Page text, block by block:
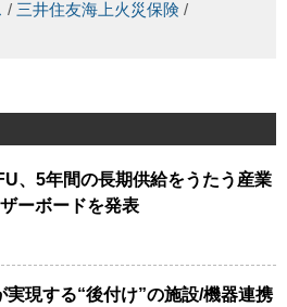
/ 三井住友海上火災保険 /
、5年間の長期供給をうたう産業
ーボードを発表
実現する“後付け”の施設/機器連携